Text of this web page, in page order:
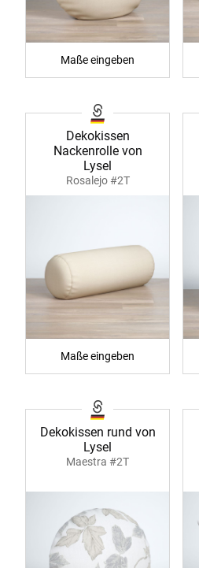
Maße eingeben
Dekokissen
Nackenrolle von
Lysel
Rosalejo #2T
Maße eingeben
Dekokissen rund von
Lysel
Maestra #2T